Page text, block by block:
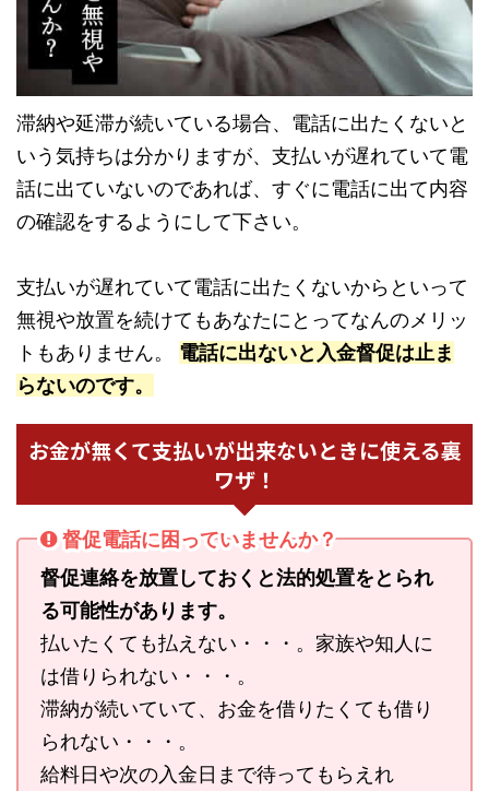
滞納や延滞が続いている場合、電話に出たくないと
いう気持ちは分かりますが、支払いが遅れていて電
話に出ていないのであれば、すぐに電話に出て内容
の確認をするようにして下さい。
支払いが遅れていて電話に出たくないからといって
無視や放置を続けてもあなたにとってなんのメリッ
トもありません。 電話に出ないと入金督促は止ま
らないのです。
お金が無くて支払いが出来ないときに使える裏
ワザ！
督促電話に困っていませんか？
督促連絡を放置しておくと法的処置をとられ
る可能性があります。
払いたくても払えない・・・。家族や知人に
は借りられない・・・。
滞納が続いていて、お金を借りたくても借り
られない・・・。
給料日や次の入金日まで待ってもらえれ